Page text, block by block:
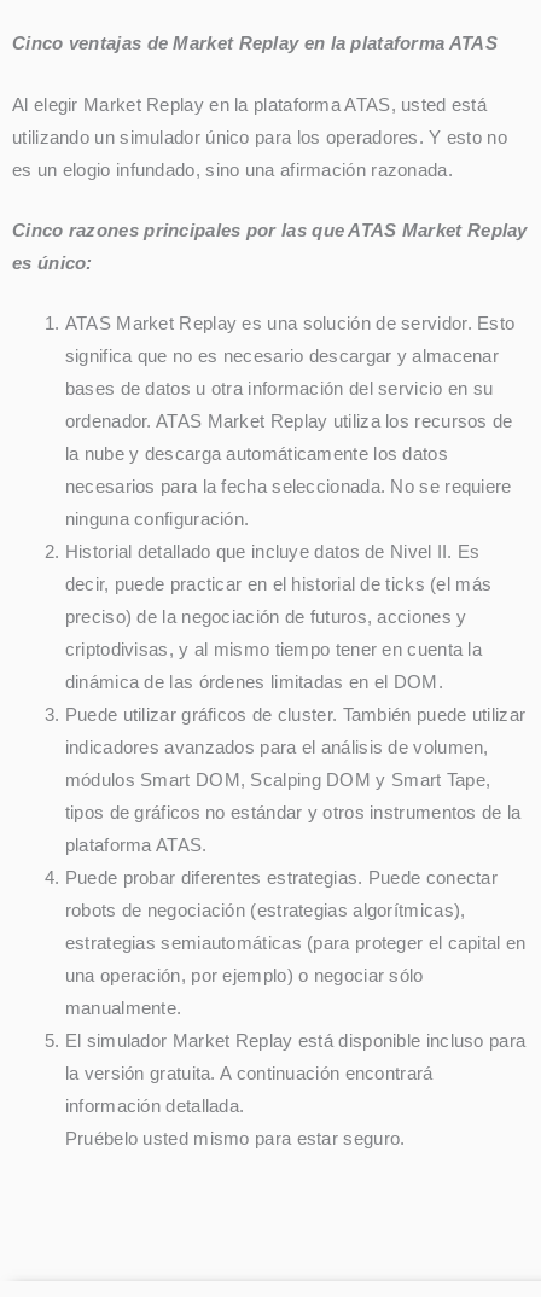
Cinco ventajas de Market Replay en la plataforma ATAS
Al elegir Market Replay en la plataforma ATAS, usted está
utilizando un simulador único para los operadores. Y esto no
es un elogio infundado, sino una afirmación razonada.
Cinco razones principales por las que ATAS Market Replay
es único:
ATAS Market Replay es una solución de servidor. Esto
significa que no es necesario descargar y almacenar
bases de datos u otra información del servicio en su
ordenador. ATAS Market Replay utiliza los recursos de
la nube y descarga automáticamente los datos
necesarios para la fecha seleccionada. No se requiere
ninguna configuración.
Historial detallado que incluye datos de Nivel II. Es
decir, puede practicar en el historial de ticks (el más
preciso) de la negociación de futuros, acciones y
criptodivisas, y al mismo tiempo tener en cuenta la
dinámica de las órdenes limitadas en el DOM.
Puede utilizar gráficos de cluster. También puede utilizar
indicadores avanzados para el análisis de volumen,
módulos Smart DOM, Scalping DOM y Smart Tape,
tipos de gráficos no estándar y otros instrumentos de la
plataforma ATAS.
Puede probar diferentes estrategias. Puede conectar
robots de negociación (estrategias algorítmicas),
estrategias semiautomáticas (para proteger el capital en
una operación, por ejemplo) o negociar sólo
manualmente.
El simulador Market Replay está disponible incluso para
la versión gratuita. A continuación encontrará
información detallada.
Pruébelo usted mismo para estar seguro.